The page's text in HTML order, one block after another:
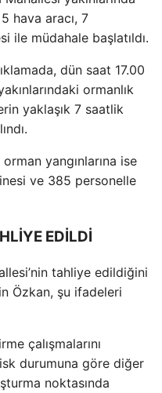
hava aracı, 7
ile müdahale başlatıldı.
ıklamada, dün saat 17.00
ormanlık
yaklaşık 7 saatlik
yangınlarına ise
ve 385 personelle
EDİLDİ
tahliye edildiğini
Özkan, şu ifadeleri
çalışmalarını
durumuna göre diğer
noktasında